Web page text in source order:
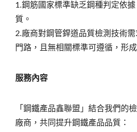
1.鋼筋國家標準缺乏鋼種判定依
質。
2.廠商對鋼管銲道品質檢測技術
門路，且無相關標準可遵循，形
服務內容
「鋼鐵產品鑫聯盟」結合我們的
廠商，共同提升鋼鐵產品品質：